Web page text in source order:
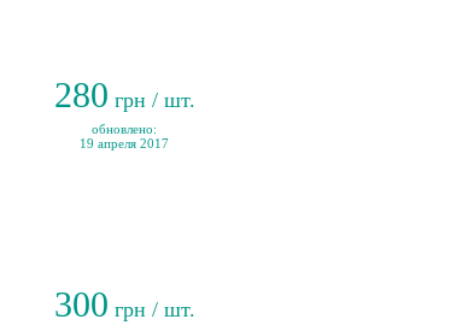
280 грн / шт.
обновлено:
19 апреля 2017
300 грн / шт.